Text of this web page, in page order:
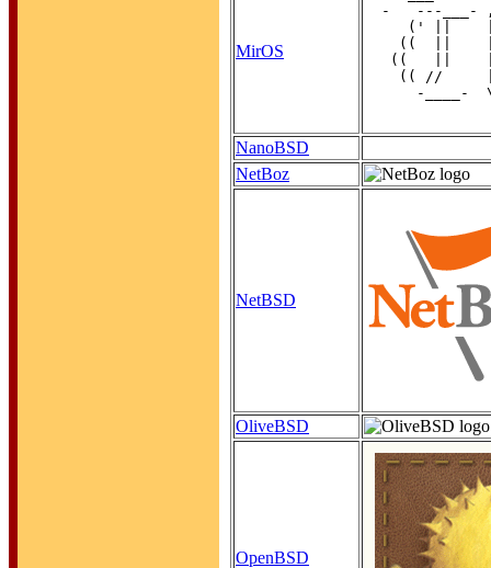
MirOS
-   ---___-
(' ||
((  ||
((   ||
(( //
-____-
NanoBSD
NetBoz
NetBSD
OliveBSD
OpenBSD